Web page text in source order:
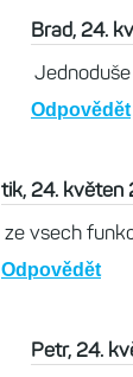
Brad, 24.
Odpovědět
tik, 24. květen
ze vsech
Odpovědět
Petr, 24.